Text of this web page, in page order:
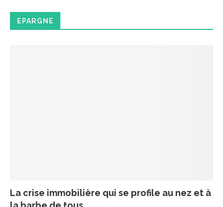
EPARGNE
La crise immobilière qui se profile au nez et à